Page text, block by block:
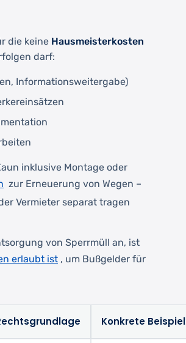
die keine Hausmeisterkosten
darf:
Informationsweitergabe)
inklusive Montage oder
zur Erneuerung von Wegen –
Vermieter separat tragen
von Sperrmüll an, ist
erlaubt ist , um Bußgelder für
Konkrete